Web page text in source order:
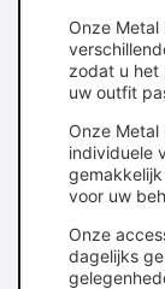
Onze Metal
zodat u het
uw outfit
Onze Metal
individuele
voor uw
Onze
dagelijks